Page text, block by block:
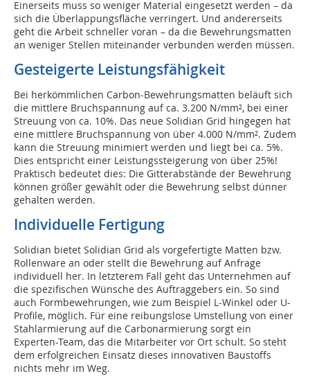
Einerseits muss so weniger Material eingesetzt werden – da
sich die Überlappungsfläche verringert. Und andererseits
geht die Arbeit schneller voran – da die Bewehrungsmatten
an weniger Stellen miteinander verbunden werden müssen.
Gesteigerte Leistungsfähigkeit
Bei herkömmlichen Carbon-Bewehrungsmatten beläuft sich
die mittlere Bruchspannung auf ca. 3.200 N/mm², bei einer
Streuung von ca. 10%. Das neue Solidian Grid hingegen hat
eine mittlere Bruchspannung von über 4.000 N/mm². Zudem
kann die Streuung minimiert werden und liegt bei ca. 5%.
Dies entspricht einer Leistungssteigerung von über 25%!
Praktisch bedeutet dies: Die Gitterabstände der Bewehrung
können größer gewählt oder die Bewehrung selbst dünner
gehalten werden.
Individuelle Fertigung
Solidian bietet Solidian Grid als vorgefertigte Matten bzw.
Rollenware an oder stellt die Bewehrung auf Anfrage
individuell her. In letzterem Fall geht das Unternehmen auf
die spezifischen Wünsche des Auftraggebers ein. So sind
auch Formbewehrungen, wie zum Beispiel L-Winkel oder U-
Profile, möglich. Für eine reibungslose Umstellung von einer
Stahlarmierung auf die Carbonarmierung sorgt ein
Experten-Team, das die Mitarbeiter vor Ort schult. So steht
dem erfolgreichen Einsatz dieses innovativen Baustoffs
nichts mehr im Weg.